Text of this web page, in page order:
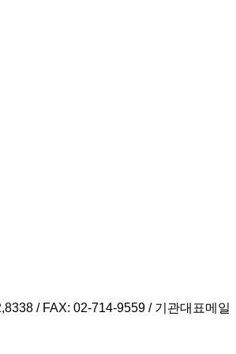
/ FAX: 02-714-9559 / 기관대표메일